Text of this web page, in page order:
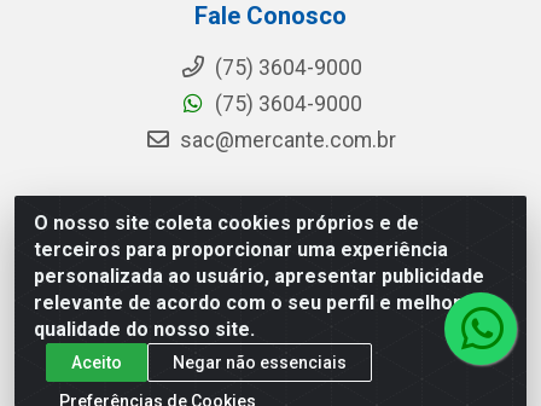
O nosso site coleta cookies próprios e de
terceiros para proporcionar uma experiência
personalizada ao usuário, apresentar publicidade
relevante de acordo com o seu perfil e melhorar a
qualidade do nosso site.
Aceito
Negar não essenciais
Preferências de Cookies
Fale Conosco
(75) 3604-9000
(75) 3604-9000
sac@mercante.com.br
Mercante Distribuidora - Rua Mercante, 699 - Aviário,
Feira de Santana/BA - CEP 44.096-218 - CNPJ
96.755.848/0001-08